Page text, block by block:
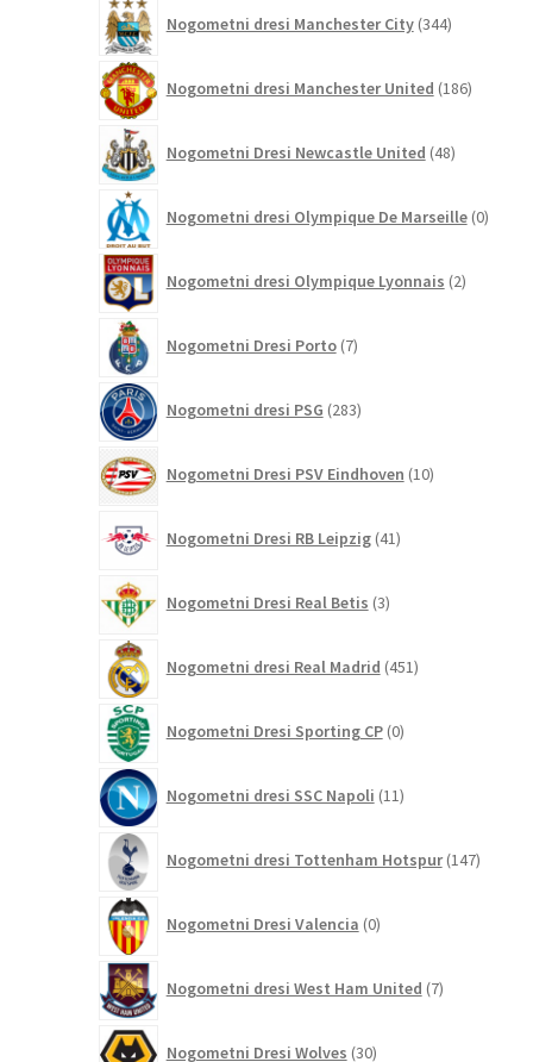
Nogometni dresi Manchester City 344izdelkov
Nogometni dresi Manchester United 186izdelkov
Nogometni Dresi Newcastle United 48izdelkov
Nogometni dresi Olympique De Marseille 0
Nogometni dresi Olympique Lyonnais 2izdelka
Nogometni Dresi Porto 7izdelkov
Nogometni dresi PSG 283izdelkov
Nogometni Dresi PSV Eindhoven 10izdelkov
Nogometni Dresi RB Leipzig 41izdelkov
Nogometni Dresi Real Betis 3izdelki
Nogometni dresi Real Madrid 451izdelkov
Nogometni Dresi Sporting CP 0izdelkov
Nogometni dresi SSC Napoli 11izdelkov
Nogometni dresi Tottenham Hotspur 147
Nogometni Dresi Valencia 0izdelkov
Nogometni dresi West Ham United 7izdelkov
Nogometni Dresi Wolves 30